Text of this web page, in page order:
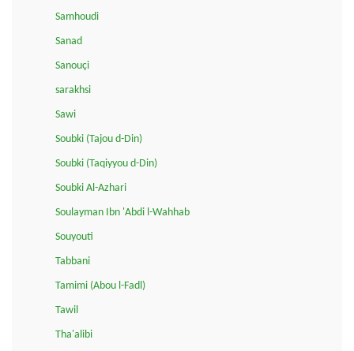
Samhoudi
Sanad
Sanouçi
sarakhsi
Sawi
Soubki (Tajou d-Din)
Soubki (Taqiyyou d-Din)
Soubki Al-Azhari
Soulayman Ibn 'Abdi l-Wahhab
Souyouti
Tabbani
Tamimi (Abou l-Fadl)
Tawil
Tha'alibi